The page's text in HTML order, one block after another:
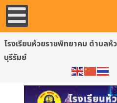
โรงเรียนห้วยราชพิทยาคม ตำบลห้
บุรีรัมย์